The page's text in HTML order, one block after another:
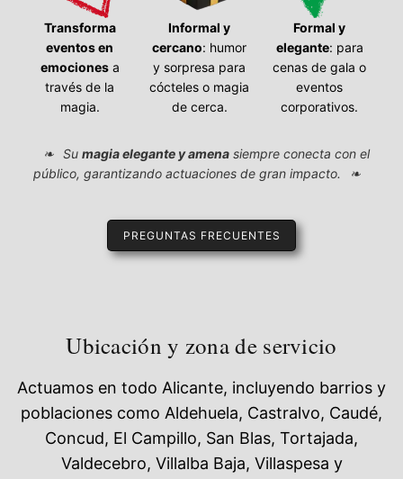
Transforma
eventos en
emocionesa
través de la
magia.
Informal y
cercano: humor
y sorpresa para
cócteles o magia
de cerca.
Formal y
elegante: para
cenas de gala o
eventos
corporativos.
Su magia elegante y amenasiempre conecta con el
público, garantizando actuaciones de gran impacto.
PREGUNTAS FRECUENTES
Ubicación y zona de servicio
Actuamos en todo Alicante, incluyendo barrios y
poblaciones como Aldehuela, Castralvo, Caudé,
Concud, El Campillo, San Blas, Tortajada,
Valdecebro, Villalba Baja, Villaspesa y